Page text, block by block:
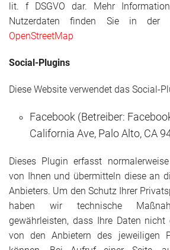
lit. f DSGVO dar. Mehr
Nutzerdaten finden Sie in der
OpenStreetMap
Social-Plugins
Diese Website verwendet das Social-
Facebook (Betreiber:
California Ave, Palo Alto, CA
Dieses Plugin erfasst
von Ihnen und übermitteln diese an
Anbieters. Um den Schutz Ihrer
haben wir technische
gewährleisten, dass Ihre Daten
von den Anbietern des jeweiligen